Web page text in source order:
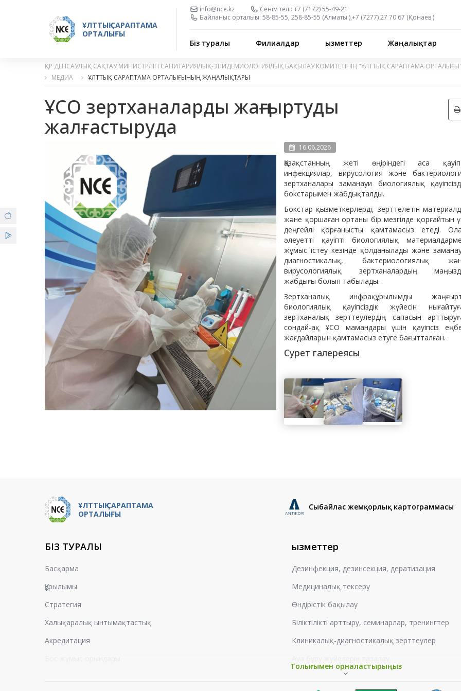
ҰЛТТЫҚ САРАПТАМА
ОРТАЛЫҒЫ
info@nce.kz Сенім тел.: +7 (7172) 55-49-21
Байланыс орталығы: 58-85-55, 258-85-55 (Алматы ),+7 (7277) 27 70 67 (Қонаев)
Біз туралы Филиалдар Қызметтер Жаңалықтар
ҚР ДЕНСАУЛЫҚ САҚТАУ МИНИСТРЛІГІ САНИТАРИЯЛЫҚ-ЭПИДЕМИОЛОГИЯЛЫҚ БАҚЫЛАУ КОМИТЕТІНІҢ "ҰЛТТЫҚ САРАПТАМА
МЕДИА
ҰЛТТЫҚ САРАПТАМА ОРТАЛЫҒЫНЫҢ ЖАҢАЛЫҚТАРЫ
ҰСО зертханаларды жаңғыртуды
жалғастыруда
16.06.2026
Қазақстанның жеті өңіріндегі аса
инфекциялар, вирусология және
зертханалары заманауи биологиялық
бокстарымен жабдықталды.
Бокстар қызметкерлерді, зерттелетін
және қоршаған ортаны бір мезгілде қорғайтын
деңгейлі қорғанысты қамтамасыз етеді.
әлеуетті қауіпті биологиялық
жұмыс істеу кезінде қолданылады және
диагностикалық, бактериологиялық
вирусологиялық зертханалардың
жабдығы болып табылады.
Зертханалық инфрақұрылымды
биологиялық қауіпсіздік жүйесін
зертханалық зерттеулердің сапасын
сондай-ақ ҰСО мамандары үшін қауіпсіз
жағдайларын қамтамасыз етуге бағытталған.
Сурет галереясы
ҰЛТТЫҚ САРАПТАМА
ОРТАЛЫҒЫ
Сыбайлас жемқорлық картограммасы
БІЗ ТУРАЛЫ
Басқарма
Құрылымы
Стратегия
Халықаралық ынтымақтастық
Акредитация
Қызметтер
Дезинфекция, дезинсекция, дератизация
Медициналық тексеру
Өндірістік бақылау
Біліктілікті арттыру, семинарлар, тренингтер
Клиникалық-диагностикалық зерттеулер
Жұмыс орындарын аттестаттау
Толығымен орналастырыңыз